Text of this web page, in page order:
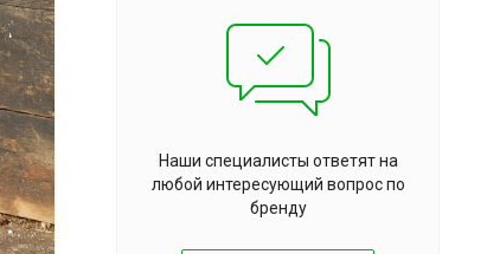
Наши специалисты ответят на
любой интересующий вопрос по
бренду